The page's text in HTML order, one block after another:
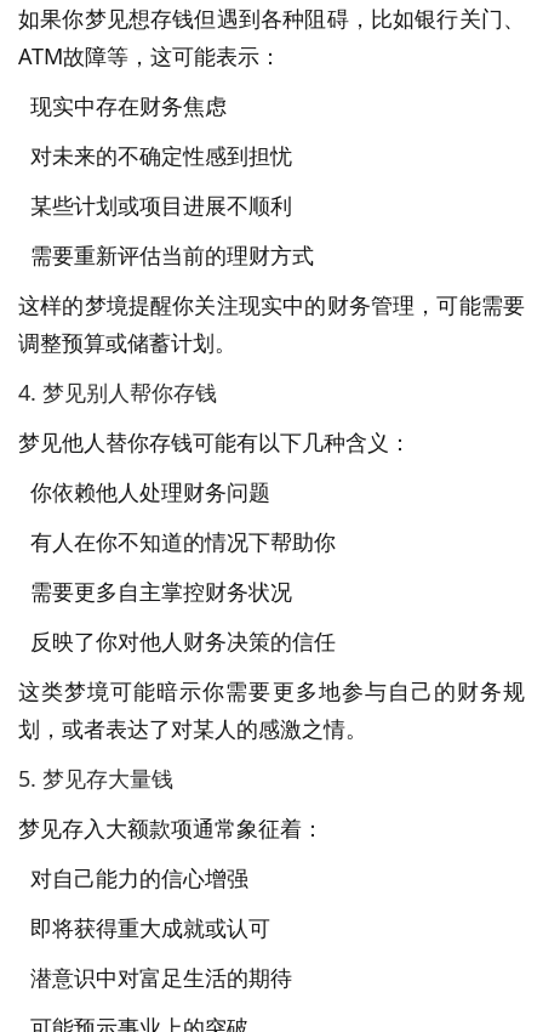
如果你梦见想存钱但遇到各种阻碍，比如银行关门、
ATM故障等，这可能表示：
现实中存在财务焦虑
对未来的不确定性感到担忧
某些计划或项目进展不顺利
需要重新评估当前的理财方式
这样的梦境提醒你关注现实中的财务管理，可能需要
调整预算或储蓄计划。
4. 梦见别人帮你存钱
梦见他人替你存钱可能有以下几种含义：
你依赖他人处理财务问题
有人在你不知道的情况下帮助你
需要更多自主掌控财务状况
反映了你对他人财务决策的信任
这类梦境可能暗示你需要更多地参与自己的财务规
划，或者表达了对某人的感激之情。
5. 梦见存大量钱
梦见存入大额款项通常象征着：
对自己能力的信心增强
即将获得重大成就或认可
潜意识中对富足生活的期待